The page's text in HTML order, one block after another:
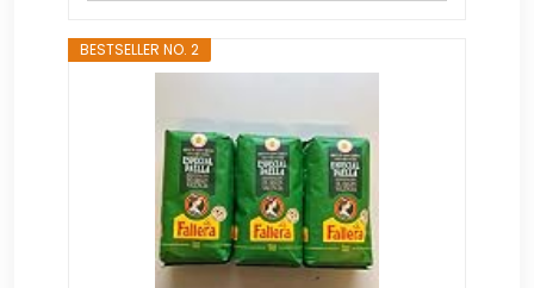
BESTSELLER NO. 2